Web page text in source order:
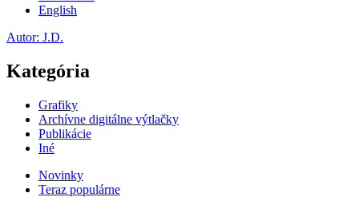
English
Autor: J.D.
Kategória
Grafiky
Archívne digitálne výtlačky
Publikácie
Iné
Novinky
Teraz populárne